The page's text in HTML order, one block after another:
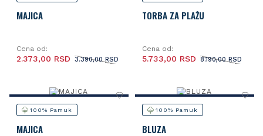
MAJICA
Cena od:
3.390,00 RSD
2.373,00 RSD
TORBA ZA PLAŽU
Cena od:
8.190,00 RSD
5.733,00 RSD
100% Pamuk
MAJICA
100% Pamuk
BLUZA